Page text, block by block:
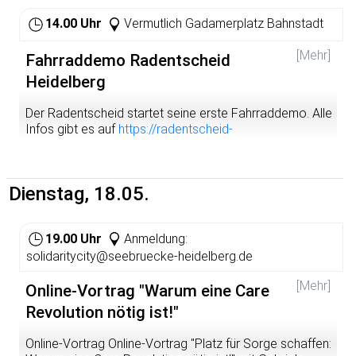
Bescheid - das hilft uns bei der Planung.
Evakuierung einfordern - in Heidelberg und in zahlreichen
weiteren Städten!
gehen, um dem ein Ende zu setzen. Wir kämpfen für die
Selbstbestimmung aller Frauen und werden nicht ruhen,
solange uns unsere reproduktiven Rechte nicht endlich
zugestanden werden.
14.00 Uhr Vermutlich Gadamerplatz Bahnstadt
[Mehr]
Fahrraddemo Radentscheid
Heidelberg
Der Radentscheid startet seine erste Fahrraddemo. Alle
Infos gibt es auf https://radentscheid-
Dienstag, 18.05.
19.00 Uhr
Anmeldung:
solidaritycity@seebruecke-heidelberg.de
[Mehr]
Online-Vortrag "Warum eine Care
Revolution nötig ist!"
Online-Vortrag Online-Vortrag "Platz für Sorge schaffen: